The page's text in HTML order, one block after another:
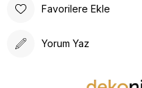
Favorilere Ekle
Yorum Yaz